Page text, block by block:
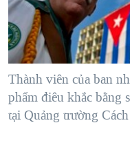
"Tìm"NGƯỜI VIỆT HẢI
ĐỜI SỐNG
KINH TẾ
SỨC KHOẺ
TẠI
HÀNH TRÌNH BẦU CỬ
MỘT NĂM CHIẾN
GIẢI MÃ VÀNH ĐAI &
NGÀY TỊ NẠN THẾ
VIDEO
NGHE
MẠNG XÃ HỘI
Thành viên của ban
phẩm điêu khắc bằng
tại Quảng trường